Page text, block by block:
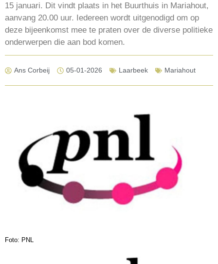
15 januari. Dit vindt plaats in het Buurthuis in Mariahout,
aanvang 20.00 uur. Iedereen wordt uitgenodigd om op
deze bijeenkomst mee te praten over de diverse politieke
onderwerpen die aan bod komen.
Ans Corbeij 05-01-2026 Laarbeek Mariahout
Foto: PNL